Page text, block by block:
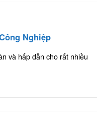
Nghiệp
và hấp dẫn cho rất nhiều